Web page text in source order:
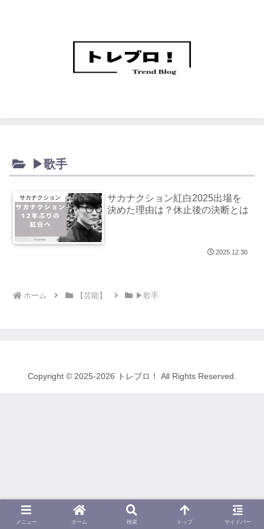
▶歌手
サカナクション
サカナクション紅白2025出場を
決めた理由は？休止後の決断とは
2025.12.30
ホーム 【芸能】 ▶歌手
Copyright © 2025-2026 トレブロ！ All Rights Reserved.
メニュー ホーム 検索 トップ サイドバー